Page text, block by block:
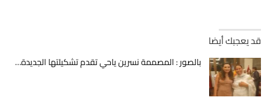
قد يعجبك أيضا
بالصور : المصممة نسرين ياحي تقدم تشكيلتها الجديدة…